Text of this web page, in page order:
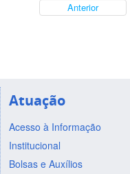
Anterior
Atuação
Acesso à Informação
Institucional
Bolsas e Auxílios